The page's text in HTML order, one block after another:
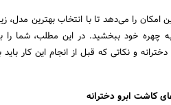
امکان را می‌دهد تا با انتخاب بهترین مدل،
چهره خود ببخشید. در این مطلب، شما را
و نکاتی که قبل از انجام این کار باید
کاشت ابرو دخترانه